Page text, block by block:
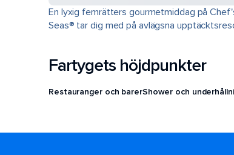
En lyxig femrätters gourmetmiddag på
Seas® tar dig med på avlägsna
Fartygets höjdpunkter
Restauranger och barerShower och